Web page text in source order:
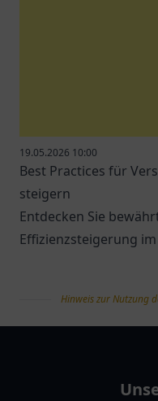
19.05.2026 10:00
Best Practices für
steigern
Entdecken Sie
Effizienzsteigerung
Hinweis zur Nutzung